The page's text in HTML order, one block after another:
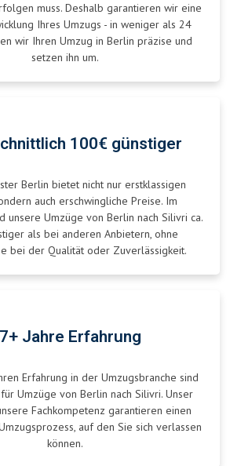
muss. Deshalb garantieren wir eine
Ihres Umzugs - in weniger als 24
wir Ihren Umzug in Berlin präzise und
setzen ihn um.
100€ günstiger
Berlin bietet nicht nur erstklassigen
auch erschwingliche Preise. Im
unsere Umzüge von Berlin nach Silivri ca.
als bei anderen Anbietern, ohne
bei der Qualität oder Zuverlässigkeit.
Jahre Erfahrung
Erfahrung in der Umzugsbranche sind
Umzüge von Berlin nach Silivri. Unser
Fachkompetenz garantieren einen
auf den Sie sich verlassen
können.